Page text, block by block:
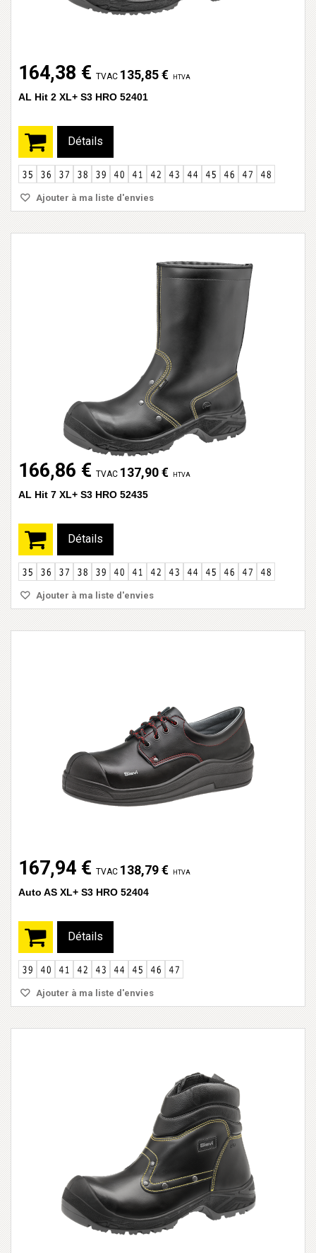
164,38 € TVAC 135,85 € HTVA
AL Hit 2 XL+ S3 HRO 52401
Détails
Ajouter à ma liste d'envies
166,86 € TVAC 137,90 € HTVA
AL Hit 7 XL+ S3 HRO 52435
Détails
Ajouter à ma liste d'envies
167,94 € TVAC 138,79 € HTVA
Auto AS XL+ S3 HRO 52404
Détails
Ajouter à ma liste d'envies